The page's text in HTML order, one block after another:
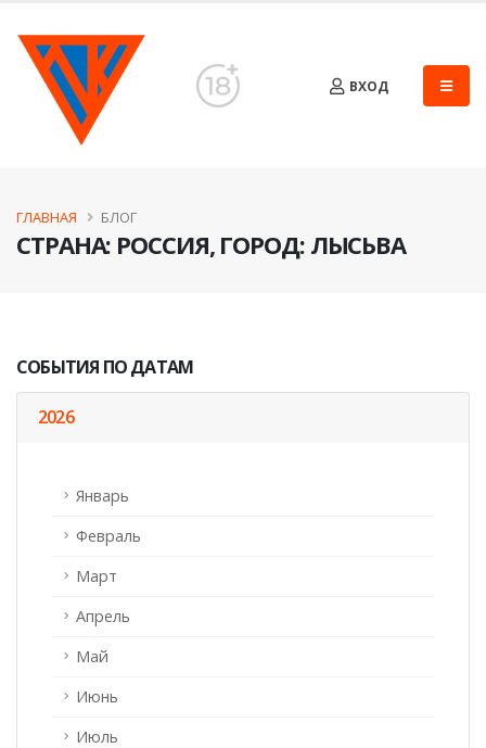
ВХОД
CТРАНА: РОССИЯ, ГОРОД: ЛЫСЬВА
ГЛАВНАЯ БЛОГ
СОБЫТИЯ ПО ДАТАМ
2026
Январь
Февраль
Март
Апрель
Май
Июнь
Июль